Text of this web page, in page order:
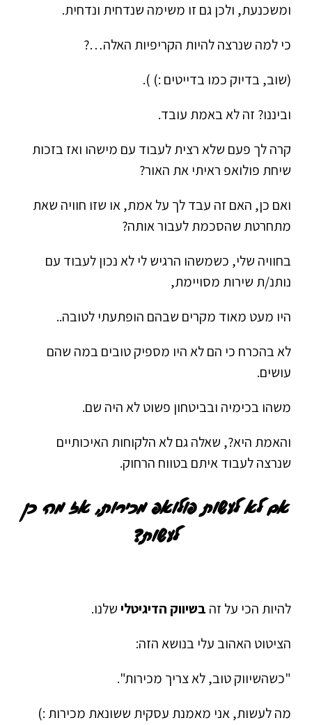
ומשכנעת, ולכן גם זו משימה שנדחית ונדחית.
כי למה שנרצה להיות הקריפיות האלה…?
(שוב, בדיוק כמו בדייטים :) ).
וביננו? זה לא באמת עובד.
קרה לך פעם שלא רצית לעבוד עם מישהו ואז בזכות
שיחת פולואפ ראיתי את האור?
ואם כן, האם זה עבד לך על אמת, או שזו חוויה שאת
מתחרטת שהסכמת לעבור אותה?
בחוויה שלי, כשמשהו הרגיש לי לא נכון לעבוד עם
נותנ/ת שירות מסויימת,
היו מעט מאוד מקרים שבהם הופתעתי לטובה..
לא בהכרח כי הם לא היו מספיק טובים במה שהם
עושים.
משהו בכימיה ובביטחון פשוט לא היה שם.
והאמת היא?, שאלה גם לא הלקוחות האיכותיים
שנרצה לעבוד איתם בטווח הרחוק.
אם לא לעשות פולואפ מכירות, אז מה כן
לעשות?
להיות הכי על זה בשיווק הדיגיטלישלנו.
הציטוט האהוב עלי בנושא הזה:
"כשהשיווק טוב, לא צריך מכירות".
מה לעשות, אני מאמנת עסקית ששונאת מכירות :)